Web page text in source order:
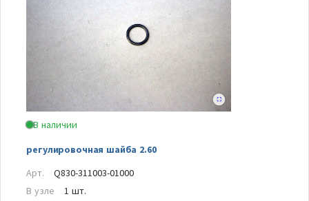
В наличии
регулировочная шайба 2.60
Арт.
Q830-311003-01000
В узле
1 шт.